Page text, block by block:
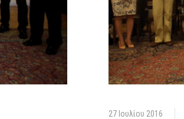
27 Ιουλίου 2016